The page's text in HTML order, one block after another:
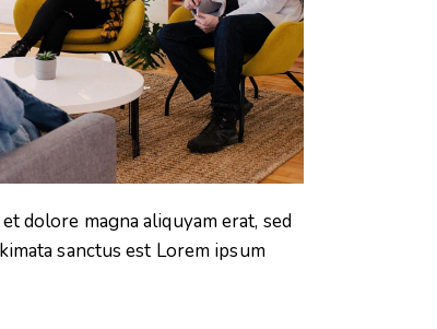
dolore magna aliquyam erat, sed
sanctus est Lorem ipsum